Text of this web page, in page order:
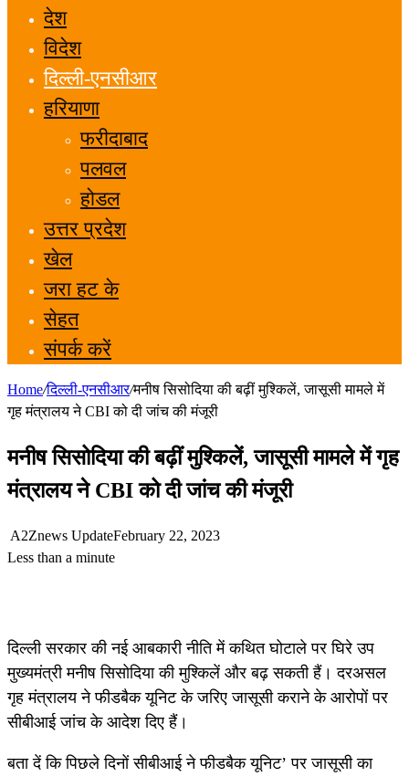
देश
विदेश
दिल्ली-एनसीआर
हरियाणा
फरीदाबाद
पलवल
होडल
उत्तर प्रदेश
खेल
जरा हट के
सेहत
संपर्क करें
Home/दिल्ली-एनसीआर/मनीष सिसोदिया की बढ़ीं मुश्किलें, जासूसी मामले में
गृह मंत्रालय ने CBI को दी जांच की मंजूरी
मनीष सिसोदिया की बढ़ीं मुश्किलें, जासूसी मामले में गृह
मंत्रालय ने CBI को दी जांच की मंजूरी
A2Znews UpdateFebruary 22, 2023
Less than a minute
दिल्ली सरकार की नई आबकारी नीति में कथित घोटाले पर घिरे उप
मुख्यमंत्री मनीष सिसोदिया की मुश्किलें और बढ़ सकती हैं। दरअसल
गृह मंत्रालय ने फीडबैक यूनिट के जरिए जासूसी कराने के आरोपों पर
सीबीआई जांच के आदेश दिए हैं।
बता दें कि पिछले दिनों सीबीआई ने फीडबैक यूनिट’ पर जासूसी का